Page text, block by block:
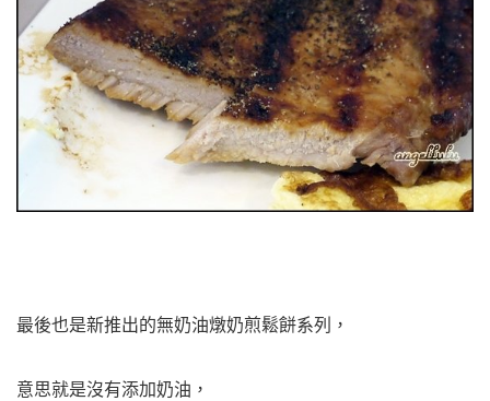
最後也是新推出的無奶油燉奶煎鬆餅系列，
意思就是沒有添加奶油，